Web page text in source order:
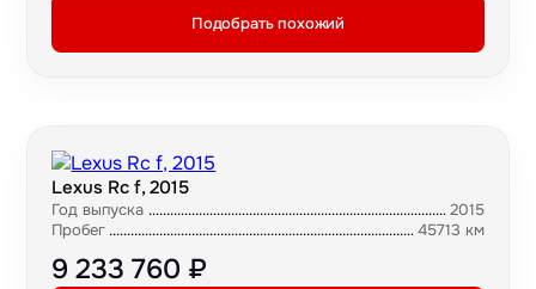
Подобрать похожий
Lexus Rc f, 2015
Год выпуска
2015
Пробег
45713 км
9 233 760 ₽